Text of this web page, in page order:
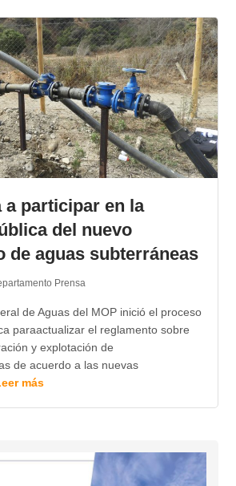
a participar en la
del nuevo
de aguas subterráneas
Prensa
de Aguas del MOP inició el proceso
paraactualizar el reglamento sobre
y explotación de
de acuerdo a las nuevas
más